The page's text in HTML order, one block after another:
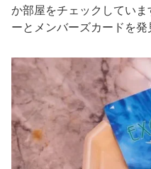
か部屋をチェックしてい
ーとメンバーズカードを発